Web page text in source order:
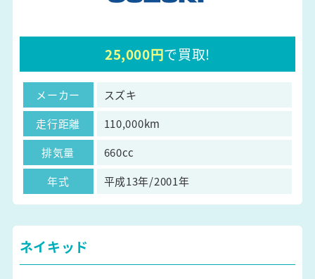
25,000円で買取!
メーカー
スズキ
走行距離
110,000km
排気量
660cc
年式
平成13年/2001年
ネイキッド